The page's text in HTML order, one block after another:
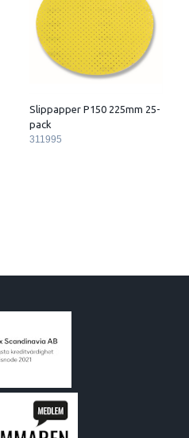
Slippapper P150 225mm 25-
pack
311995